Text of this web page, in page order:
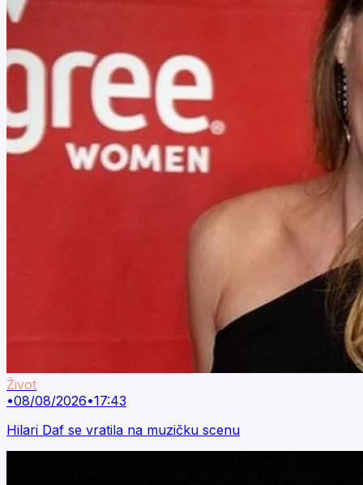
Život
•08/08/2026•17:43
Hilari Daf se vratila na muzičku scenu